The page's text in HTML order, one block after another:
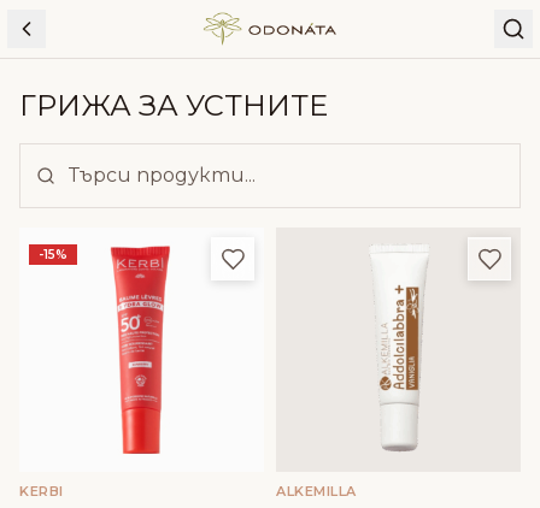
Skip to content
ГРИЖА ЗА УСТНИТЕ
-15% Добави в любими
KERBI ALKEMILLA